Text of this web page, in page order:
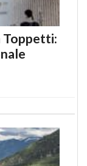
Toppetti: